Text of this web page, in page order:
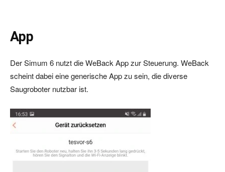
App
Der Simum 6 nutzt die WeBack App zur Steuerung. WeBack
scheint dabei eine generische App zu sein, die diverse
Saugroboter nutzbar ist.